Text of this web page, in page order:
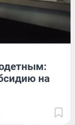
на